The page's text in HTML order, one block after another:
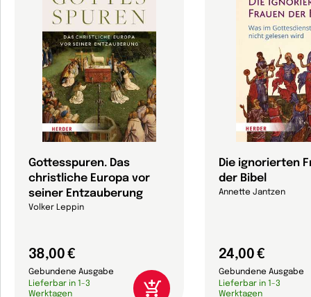
Gottesspuren. Das
christliche Europa vor
seiner Entzauberung
Volker Leppin
38,00 €
Gebundene Ausgabe
Lieferbar in 1-3
Werktagen
Die ignorierten
der Bibel
Annette Jantzen
24,00 €
Gebundene Ausgabe
Lieferbar in 1-3
Werktagen